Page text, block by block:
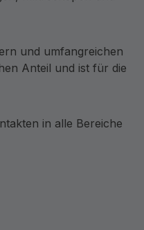
und umfangreichen
Anteil und ist für die
in alle Bereiche